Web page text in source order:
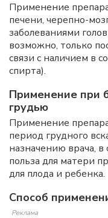
Применение
печени, черепно-
заболеваниями
возможно, только
связи с наличием в
спирта).
Применение при
грудью
Применение
период грудного
назначению врача, в
польза для матери
для плода и ребенка.
Способ
Реклама